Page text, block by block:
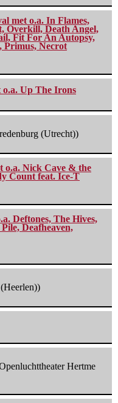
met o.a. In Flames,
Overkill, Death Angel,
Fit For An Autopsy,
Primus, Necrot
o.a. Up The Irons
(Utrecht))
o.a. Nick Cave & the
Count feat. Ice-T
Deftones, The Hives,
Deafheaven,
Hertme